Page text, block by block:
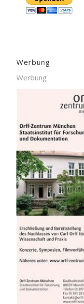
Werbung
Werbung